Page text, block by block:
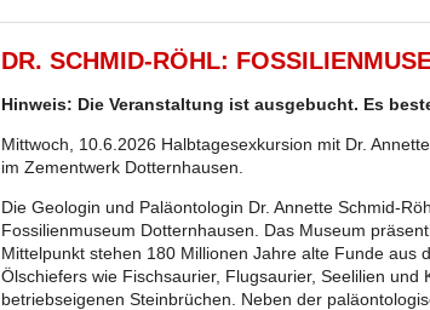
DR. SCHMID-RÖHL:
Hinweis: Die Veranstaltung ist ausgebucht. Es
Mittwoch, 10.6.2026 Halbtagesexkursion mit Dr.
im Zementwerk Dotternhausen.
Die Geologin und Paläontologin Dr. Annette Schmid-
Fossilienmuseum Dotternhausen. Das Museum
Mittelpunkt stehen 180 Millionen Jahre alte Funde aus
Ölschiefers wie Fischsaurier, Flugsaurier, Seelilien
betriebseigenen Steinbrüchen. Neben der